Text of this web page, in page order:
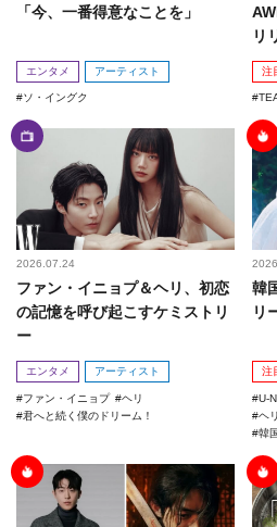
「今、一番得意なことを」
エンタメ アーティスト
ソ・イングク
リ
注
2026.07.24
ファン・イニョプ＆ヘリ、初恋
の記憶を呼び起こすケミストリ
ー
エンタメ アーティスト
ファン・イニョプ
ヘリ
君へと続く僕のドリーム！
韓
リ
注
U-
ヘリ
韓